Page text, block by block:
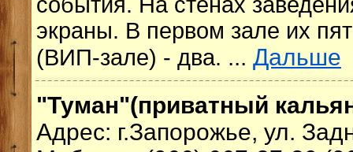
экраны. В первом зале их
(ВИП-зале) - два. ... Дальше
"Туман"(приватный
Адрес: г.Запорожье, ул.